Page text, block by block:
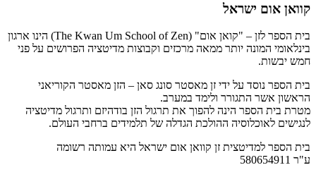
קוואן אום ישראל
בית הספר לזן – "קואן אום" (The Kwan Um School of Zen) הינו ארגון
בינלאומי המונה יותר ממאה מרכזים וקבוצות מדיטציה הפרושים על פני
חמש יבשות.
בית הספר נוסד על ידי זן מאסטר סונג סאן – הזן מאסטר הקוריאני
הראשון אשר התגורר ולימד במערב.
מטרת בית הספר הינה להפוך את תרגול הזן בודהיזם ותרגול מדיטציה
לנגישים לאוכלוסיה ההולכת הגדלה של תלמידים ברחבי העולם.
בית הספר למדיטצית זן קוואן אום ישראל היא עמותה רשומה
ע"ר 580654911